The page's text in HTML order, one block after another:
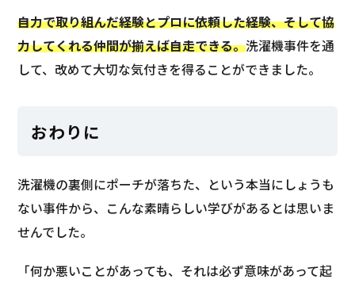
自力で取り組んだ経験とプロに依頼した経験、そして協
力してくれる仲間が揃えば自走できる。洗濯機事件を通
して、改めて大切な気付きを得ることができました。
おわりに
洗濯機の裏側にポーチが落ちた、という本当にしょうも
ない事件から、こんな素晴らしい学びがあるとは思いま
せんでした。
「何か悪いことがあっても、それは必ず意味があって起